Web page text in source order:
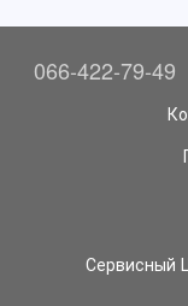
066-422-79-49
Сервисный